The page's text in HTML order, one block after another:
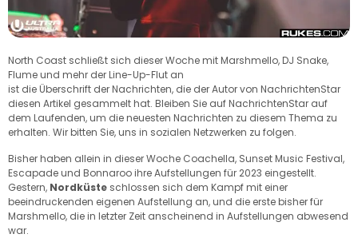
North Coast schließt sich dieser Woche mit Marshmello, DJ Snake,
Flume und mehr der Line-Up-Flut an
ist die Überschrift der Nachrichten, die der Autor von NachrichtenStar
diesen Artikel gesammelt hat. Bleiben Sie auf NachrichtenStar auf
dem Laufenden, um die neuesten Nachrichten zu diesem Thema zu
erhalten. Wir bitten Sie, uns in sozialen Netzwerken zu folgen.
Bisher haben allein in dieser Woche Coachella, Sunset Music Festival,
Escapade und Bonnaroo ihre Aufstellungen für 2023 eingestellt.
Gestern, Nordküste schlossen sich dem Kampf mit einer
beeindruckenden eigenen Aufstellung an, und die erste bisher für
Marshmello, die in letzter Zeit anscheinend in Aufstellungen abwesend
war.